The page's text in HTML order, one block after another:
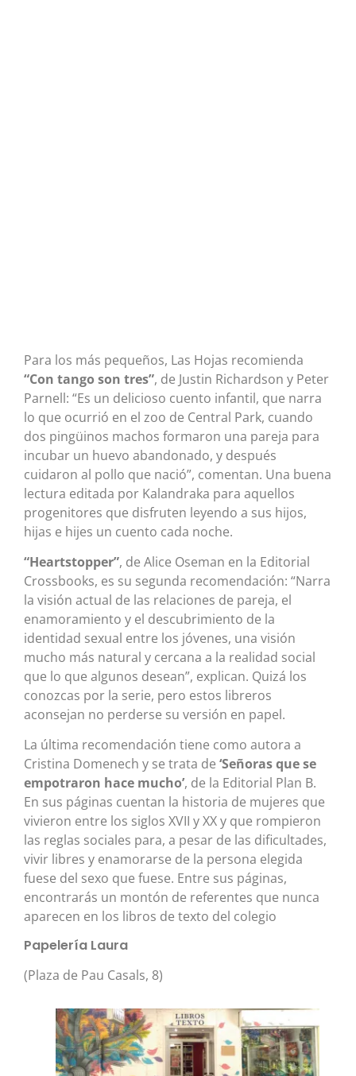
Para los más pequeños, Las Hojas recomienda
“Con tango son tres”, de Justin Richardson y Peter
Parnell: “Es un delicioso cuento infantil, que narra
lo que ocurrió en el zoo de Central Park, cuando
dos pingüinos machos formaron una pareja para
incubar un huevo abandonado, y después
cuidaron al pollo que nació”, comentan. Una buena
lectura editada por Kalandraka para aquellos
progenitores que disfruten leyendo a sus hijos,
hijas e hijes un cuento cada noche.
“Heartstopper”, de Alice Oseman en la Editorial
Crossbooks, es su segunda recomendación: “Narra
la visión actual de las relaciones de pareja, el
enamoramiento y el descubrimiento de la
identidad sexual entre los jóvenes, una visión
mucho más natural y cercana a la realidad social
que lo que algunos desean”, explican. Quizá los
conozcas por la serie, pero estos libreros
aconsejan no perderse su versión en papel.
La última recomendación tiene como autora a
Cristina Domenech y se trata de ‘Señoras que se
empotraron hace mucho’, de la Editorial Plan B.
En sus páginas cuentan la historia de mujeres que
vivieron entre los siglos XVII y XX y que rompieron
las reglas sociales para, a pesar de las dificultades,
vivir libres y enamorarse de la persona elegida
fuese del sexo que fuese. Entre sus páginas,
encontrarás un montón de referentes que nunca
aparecen en los libros de texto del colegio
Papelería Laura
(Plaza de Pau Casals, 8)